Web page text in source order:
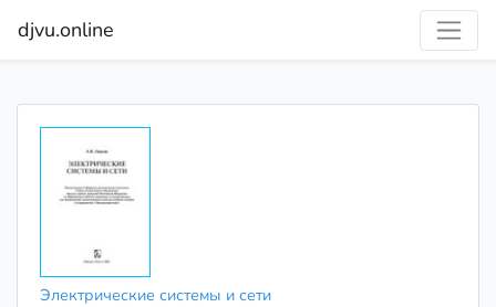
djvu.online
Электрические системы и сети